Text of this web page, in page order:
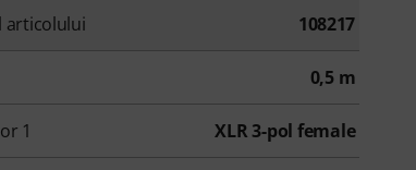
articolului 108217
0,5 m
1 XLR 3-pol female